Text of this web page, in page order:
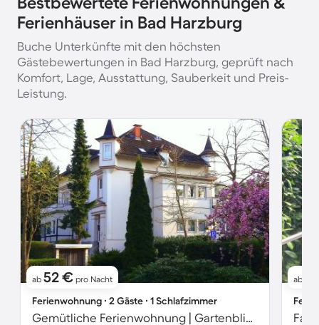
Ferienhäuser in Bad Harzburg
Buche Unterkünfte mit den höchsten
Gästebewertungen in Bad Harzburg, geprüft nach
Komfort, Lage, Ausstattung, Sauberkeit und Preis-
Leistung.
ab 52 € pro Nacht
Ferienwohnung ∙ 2 Gäste ∙ 1 Schlafzimmer
Gemütliche Ferienwohnung | Gartenblick
ab